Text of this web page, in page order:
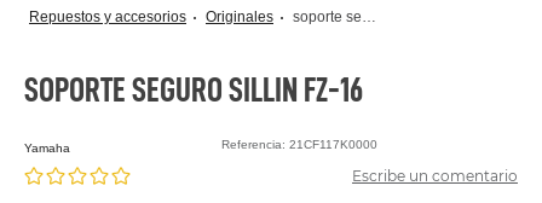
dt125
rx115
xtz150
repuestos y accesorios originales soporte seguro sillin fz-16
SOPORTE SEGURO SILLIN FZ-16
yamaha Referencia:21CF117K0000
Escribe un comentario